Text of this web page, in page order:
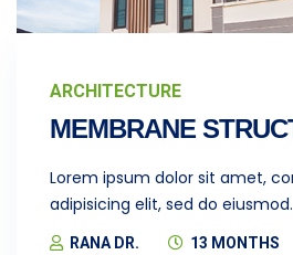
ARCHITECTURE
MEMBRANE
Lorem ipsum dolor sit amet,
adipisicing elit, sed do eiusmod.
RANA DR. 13 MONTHS